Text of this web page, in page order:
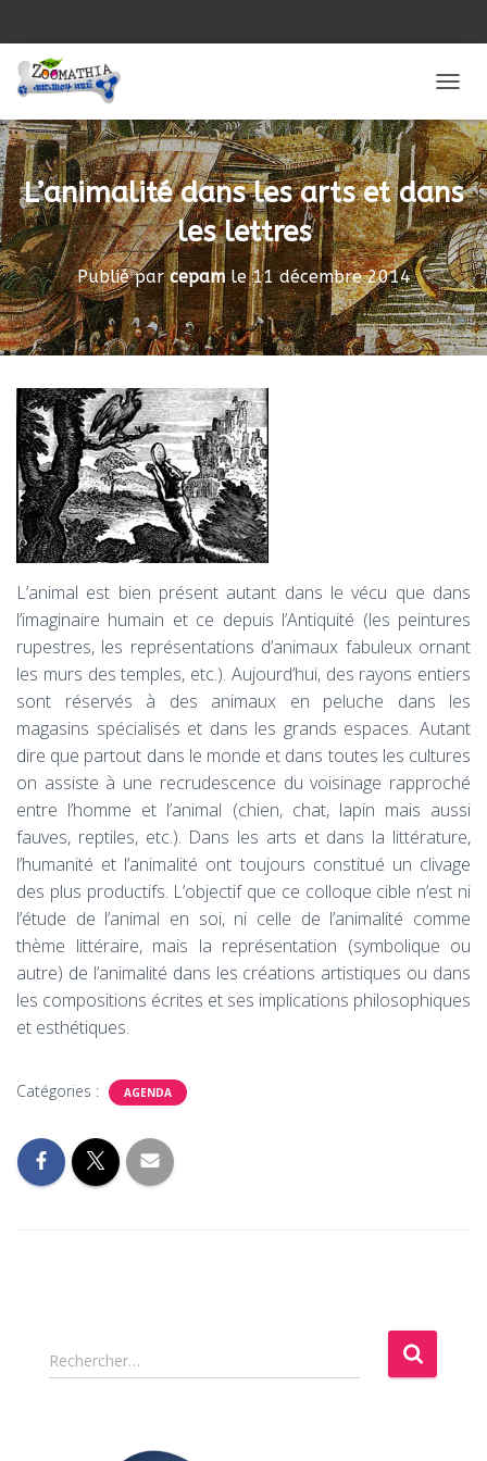
L’animalité dans les arts et dans
les lettres
Publié parcepamle11 décembre 2014
L’animal est bien présent autant dans le vécu que dans
l’imaginaire humain et ce depuis l’Antiquité (les peintures
rupestres, les représentations d’animaux fabuleux ornant
les murs des temples, etc.). Aujourd’hui, des rayons entiers
sont réservés à des animaux en peluche dans les
magasins spécialisés et dans les grands espaces. Autant
dire que partout dans le monde et dans toutes les cultures
on assiste à une recrudescence du voisinage rapproché
entre l’homme et l’animal (chien, chat, lapin mais aussi
fauves, reptiles, etc.). Dans les arts et dans la littérature,
l’humanité et l’animalité ont toujours constitué un clivage
des plus productifs. L’objectif que ce colloque cible n’est ni
l’étude de l’animal en soi, ni celle de l’animalité comme
thème littéraire, mais la représentation (symbolique ou
autre) de l’animalité dans les créations artistiques ou dans
les compositions écrites et ses implications philosophiques
et esthétiques.
Catégories : AGENDA
R
e
Rechercher…